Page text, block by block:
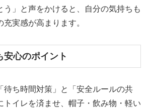
う」と声をかけると、自分の気持ちも
実感が高まります。
安心のポイント
待ち時間対策」と「安全ルールの共
トイレを済ませ、帽子・飲み物・軽い